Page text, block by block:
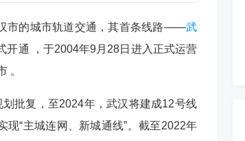
市的城市轨道交通，其首条线路——武
开通 ，于2004年9月28日进入正式运营
。
批复，至2024年，武汉将建成12号线
“主城连网、新城通线”。截至2022年